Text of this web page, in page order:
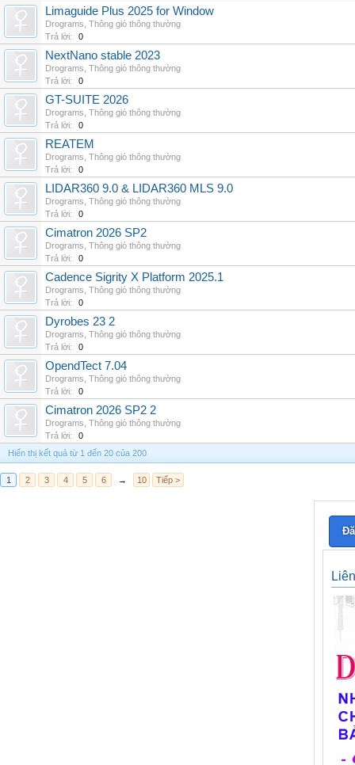
Limaguide Plus 2025 for Window
Drograms Thông gió thông thường
Trả lời:
0
NextNano stable 2023
Drograms Thông gió thông thường
Trả lời:
0
GT-SUITE 2026
Drograms Thông gió thông thường
Trả lời:
0
REATEM
Drograms Thông gió thông thường
Trả lời:
0
LIDAR360 9.0 & LIDAR360 MLS 9.0
Drograms Thông gió thông thường
Trả lời:
0
Cimatron 2026 SP2
Drograms Thông gió thông thường
Trả lời:
0
Cadence Sigrity X Platform 2025.1
Drograms Thông gió thông thường
Trả lời:
0
Dyrobes 23 2
Drograms Thông gió thông thường
Trả lời:
0
OpendTect 7.04
Drograms Thông gió thông thường
Trả lời:
0
Cimatron 2026 SP2 2
Drograms Thông gió thông thường
Trả lời:
0
Hiển thị kết quả từ 1 đến 20 của 200
1 2 3 4 5 6 → 10 Tiếp >